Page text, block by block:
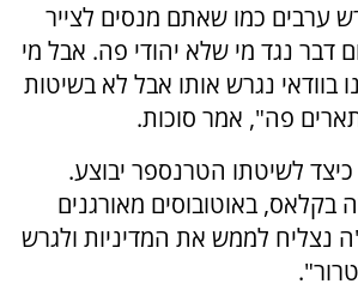
ערבים כמו שאתם מנסים לצייר
דבר נגד מי שלא יהודי פה. אבל מי
בוודאי נגרש אותו אבל לא בשיטות
פה", אמר סוכות.
לשיטתו הטרנספר יבוצע.
באוטובוסים מאורגנים
נצליח לממש את המדיניות ולגרש